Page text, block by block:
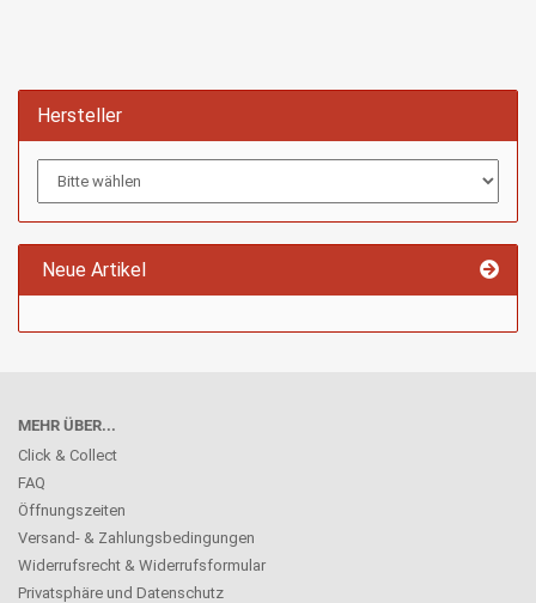
Hersteller
Neue Artikel
MEHR ÜBER...
Click & Collect
FAQ
Öffnungszeiten
Versand- & Zahlungsbedingungen
Widerrufsrecht & Widerrufsformular
Privatsphäre und Datenschutz